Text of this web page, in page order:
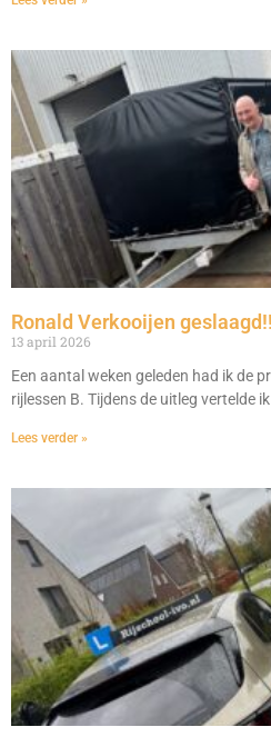
Ronald Verkooijen
13 april 2026
Een aantal weken geleden had ik de
rijlessen B. Tijdens de uitleg vertelde
Lees verder »